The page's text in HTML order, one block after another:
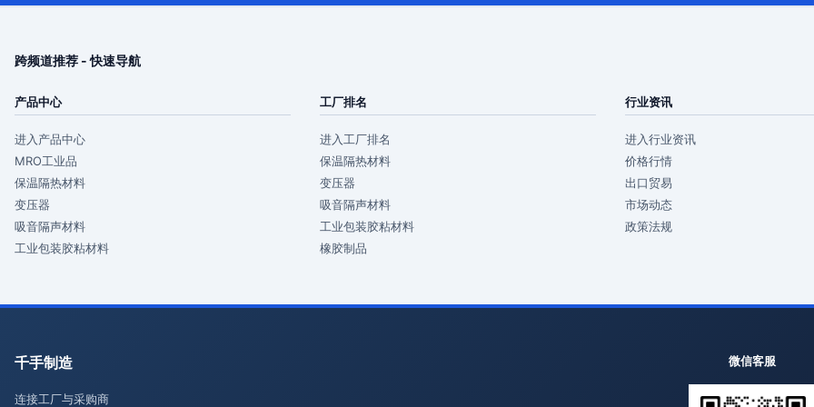
跨频道推荐 - 快速导航
产品中心
进入产品中心
MRO工业品
保温隔热材料
变压器
吸音隔声材料
工业包装胶粘材料
工厂排名
进入工厂排名
保温隔热材料
变压器
吸音隔声材料
工业包装胶粘材料
橡胶制品
行业资讯
进入行业资讯
价格行情
出口贸易
市场动态
政策法规
千手制造
连接工厂与采购商
微信客服